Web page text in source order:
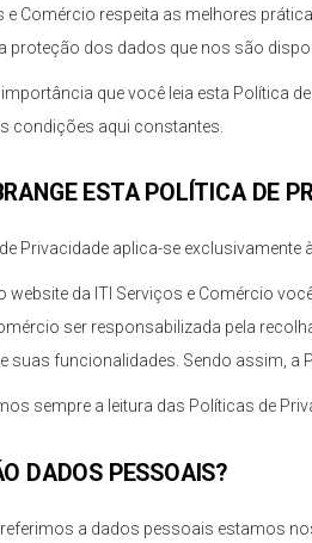
e Comércio respeita as melhores
proteção dos dados que nos são
importância que você leia esta Política
condições aqui constantes.
ESTA POLÍTICA DE
Privacidade aplica-se
website da ITI Serviços e Comércio
ser responsabilizada pela
suas funcionalidades. Sendo assim, a
sempre a leitura das Políticas de
DADOS PESSOAIS?
a dados pessoais estamos